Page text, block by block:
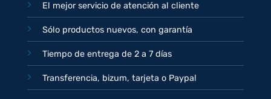
El mejor servicio de atención al cliente
Sólo productos nuevos, con garantía
Tiempo de entrega de 2 a 7 días
Transferencia, bizum, tarjeta o Paypal